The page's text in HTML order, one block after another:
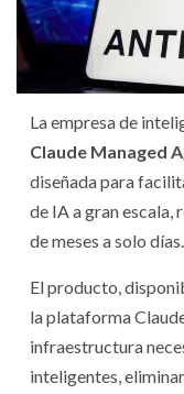
La empresa de
Claude Managed
diseñada para
de IA a gran
de meses a solo días.
El producto,
la plataforma
infraestructura
inteligentes,